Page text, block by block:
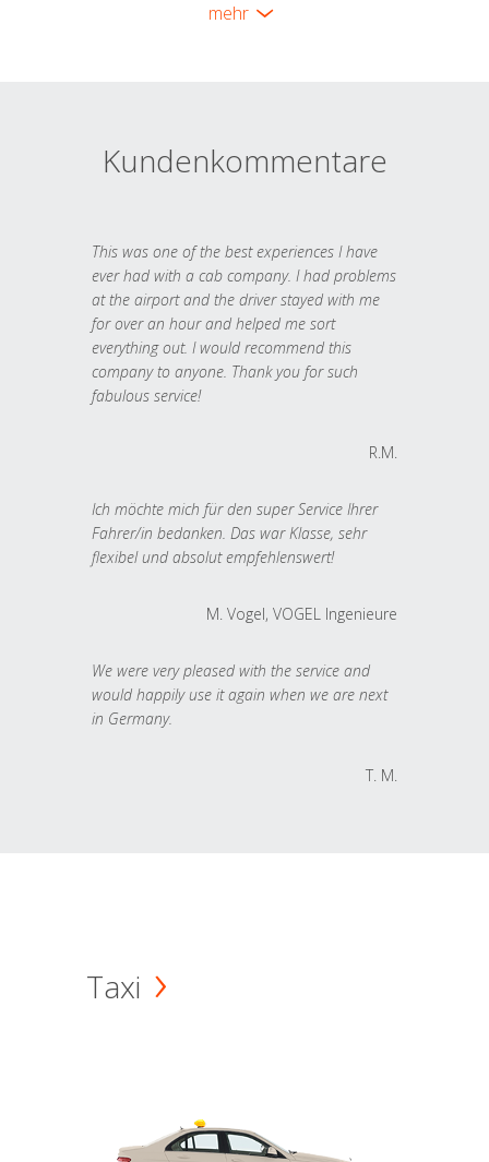
mehr
Kundenkommentare
This was one of the best experiences I have
ever had with a cab company. I had problems
at the airport and the driver stayed with me
for over an hour and helped me sort
everything out. I would recommend this
company to anyone. Thank you for such
fabulous service!
R.M.
Ich möchte mich für den super Service Ihrer
Fahrer/in bedanken. Das war Klasse, sehr
flexibel und absolut empfehlenswert!
M. Vogel, VOGEL Ingenieure
We were very pleased with the service and
would happily use it again when we are next
in Germany.
T. M.
Taxi